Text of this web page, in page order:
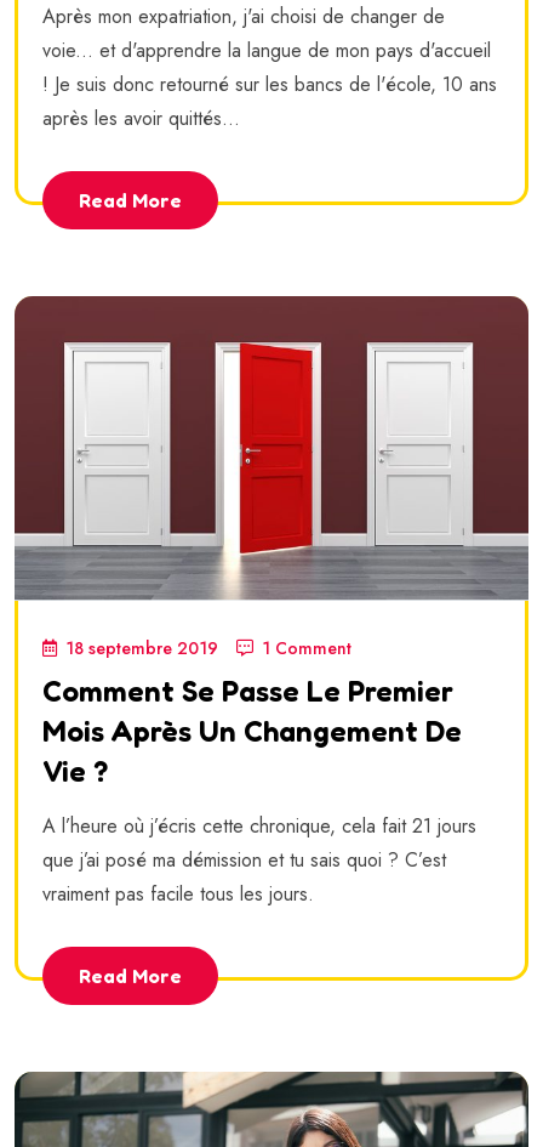
Après mon expatriation, j'ai choisi de changer de
voie... et d'apprendre la langue de mon pays d'accueil
! Je suis donc retourné sur les bancs de l'école, 10 ans
après les avoir quittés...
Read More
18 septembre 2019 1 Comment
Comment Se Passe Le Premier
Mois Après Un Changement De
Vie ?
A l’heure où j’écris cette chronique, cela fait 21 jours
que j’ai posé ma démission et tu sais quoi ? C’est
vraiment pas facile tous les jours.
Read More